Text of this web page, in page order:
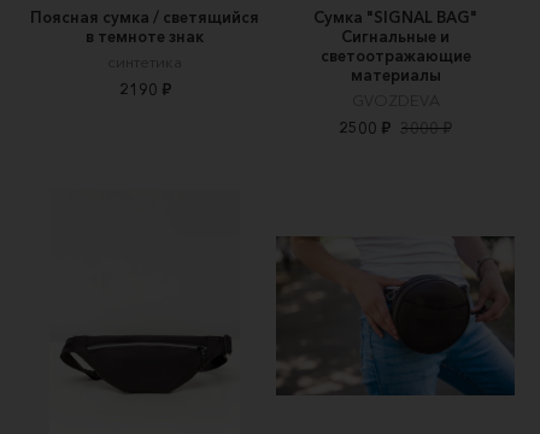
Поясная сумка / светящийся
в темноте знак
синтетика
2190 ₽
Сумка "SIGNAL BAG"
Сигнальные и
светоотражающие
материалы
GVOZDEVA
2500 ₽ 3000 ₽